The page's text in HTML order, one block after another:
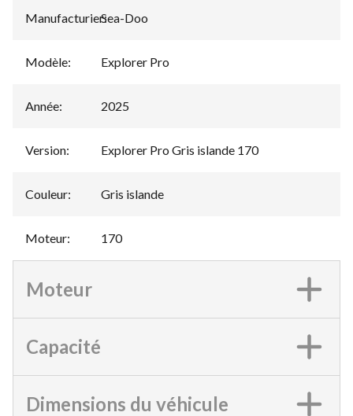
Manufacturier:
Sea-Doo
Modèle: Explorer Pro
Année: 2025
Version: Explorer Pro Gris islande 170
Couleur: Gris islande
Moteur: 170
Moteur
Capacité
Dimensions du véhicule